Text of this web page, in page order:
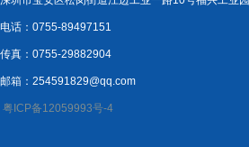
电话：0755-89497151
传真：0755-29882904
邮箱：254591829@qq.com
粤ICP备12059993号-4